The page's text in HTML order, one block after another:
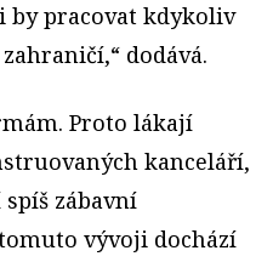
by pracovat kdykoliv
dodává.
Proto lákají
kanceláří,
zábavní
vývoji dochází